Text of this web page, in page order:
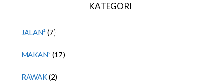
KATEGORI
JALAN² (7)
MAKAN² (17)
RAWAK(2)